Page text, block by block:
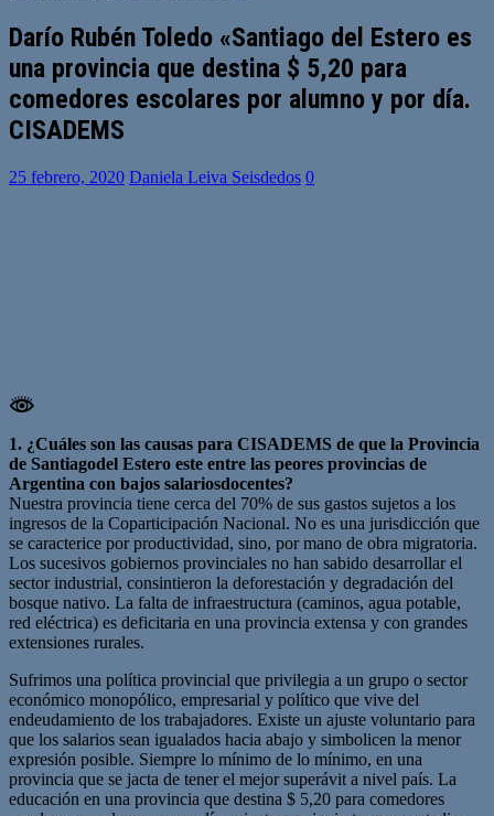
Darío Rubén Toledo «Santiago del Estero es
una provincia que destina $ 5,20 para
comedores escolares por alumno y por día.
CISADEMS
25 febrero, 2020 Daniela Leiva Seisdedos 0
1. ¿Cuáles son las causas para CISADEMS de que la Provincia
de Santiagodel Estero este entre las peores provincias de
Argentina con bajos salariosdocentes?
Nuestra provincia tiene cerca del 70% de sus gastos sujetos a los
ingresos de la Coparticipación Nacional. No es una jurisdicción que
se caracterice por productividad, sino, por mano de obra migratoria.
Los sucesivos gobiernos provinciales no han sabido desarrollar el
sector industrial, consintieron la deforestación y degradación del
bosque nativo. La falta de infraestructura (caminos, agua potable,
red eléctrica) es deficitaria en una provincia extensa y con grandes
extensiones rurales.
Sufrimos una política provincial que privilegia a un grupo o sector
económico monopólico, empresarial y político que vive del
endeudamiento de los trabajadores. Existe un ajuste voluntario para
que los salarios sean igualados hacia abajo y simbolicen la menor
expresión posible. Siempre lo mínimo de lo mínimo, en una
provincia que se jacta de tener el mejor superávit a nivel país. La
educación en una provincia que destina $ 5,20 para comedores